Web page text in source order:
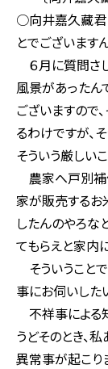
○向井嘉久藏君
とでございます
６月に質問さ
風景があったん
ございますので
るわけですが、
そういう厳しい
農家へ戸別補
家が販売するお
したんのやろな
てもらえと家内
そういうこと
事にお伺いした
不祥事による
うどそのとき、
異常事が起こり